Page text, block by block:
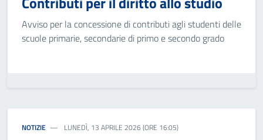
Avviso per la concessione di contributi agli studenti delle
scuole primarie, secondarie di primo e secondo grado
NOTIZIE LUNEDÌ, 13 APRILE 2026 (ORE 16:05)